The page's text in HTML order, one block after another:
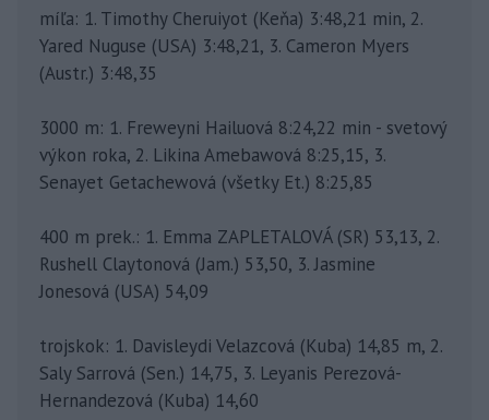
míľa: 1. Timothy Cheruiyot (Keňa) 3:48,21 min, 2.
Yared Nuguse (USA) 3:48,21, 3. Cameron Myers
(Austr.) 3:48,35
3000 m: 1. Freweyni Hailuová 8:24,22 min - svetový
výkon roka, 2. Likina Amebawová 8:25,15, 3.
Senayet Getachewová (všetky Et.) 8:25,85
400 m prek.: 1. Emma ZAPLETALOVÁ (SR) 53,13, 2.
Rushell Claytonová (Jam.) 53,50, 3. Jasmine
Jonesová (USA) 54,09
trojskok: 1. Davisleydi Velazcová (Kuba) 14,85 m, 2.
Saly Sarrová (Sen.) 14,75, 3. Leyanis Perezová-
Hernandezová (Kuba) 14,60